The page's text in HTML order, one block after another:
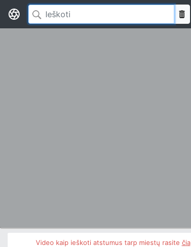
Video kaip ieškoti atstumus tarp miestų rasite čia